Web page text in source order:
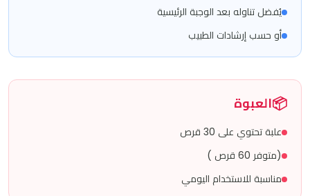
يُفضل تناوله بعد الوجبة الرئيسية
أو حسب إرشادات الطبيب
📦العبوة
علبة تحتوي على 30 قرص
(متوفر 60 قرص )
مناسبة للاستخدام اليومي